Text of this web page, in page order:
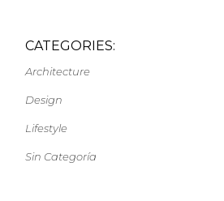
CATEGORIES:
Architecture
Design
Lifestyle
Sin Categoría